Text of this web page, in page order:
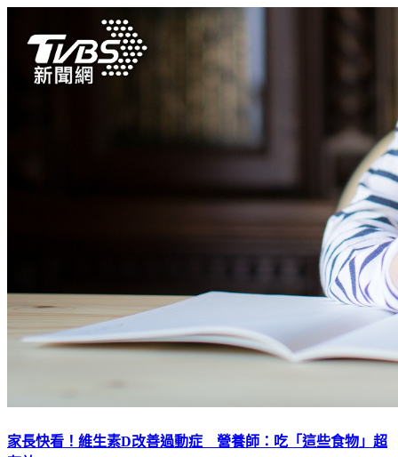
家長快看！維生素D改善過動症 營養師：吃「這些食物」超